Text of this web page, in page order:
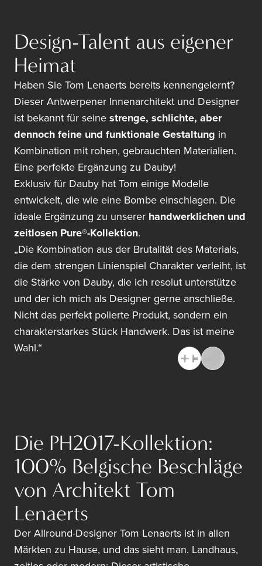
Design-Talent aus eigener
Heimat
Haben Sie Tom Lenaerts bereits kennengelernt?
Dieser Antwerpener Innenarchitekt und Designer
ist bekannt für seinestrenge, schlichte, aber
dennoch feine und funktionale Gestaltung in
Kombination mit rohen, gebrauchten Materialien.
Eine perfekte Ergänzung zu Dauby!
Exklusiv für Dauby hat Tom einige Modelle
entwickelt, die wie eine Bombe einschlagen. Die
ideale Ergänzung zu unserer handwerklichen und
zeitlosen Pure®-Kollektion.
„Die Kombination aus der Brutalität des Materials,
die dem strengen Linienspiel Charakter verleiht, ist
die Stärke von Dauby, die ich resolut unterstütze
und der ich mich als Designer gerne anschließe.
Nicht das perfekt polierte Produkt, sondern ein
charakterstarkes Stück Handwerk. Das ist meine
Wahl.“
Die PH2017-Kollektion:
100% Belgische Beschläge
von Architekt Tom
Lenaerts
Der Allround-Designer Tom Lenaerts ist in allen
Märkten zu Hause, und das sieht man. Landhaus,